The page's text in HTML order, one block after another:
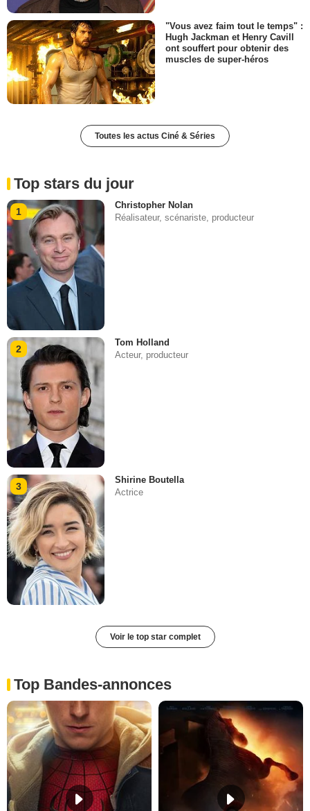
"Vous avez faim tout le temps" :
Hugh Jackman et Henry Cavill
ont souffert pour obtenir des
muscles de super-héros
Toutes les actus Ciné & Séries
Top stars du jour
1
Christopher Nolan
Réalisateur, scénariste, producteur
2
Tom Holland
Acteur, producteur
3
Shirine Boutella
Actrice
Voir le top star complet
Top Bandes-annonces